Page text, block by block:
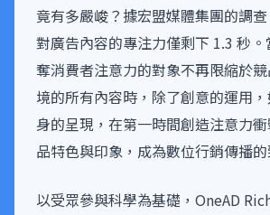
竟有多嚴峻？據宏盟媒體集團的調
對廣告內容的專注力僅剩下 1.3 秒
奪消費者注意力的對象不再限縮於
境的所有內容時，除了創意的運用
身的呈現，在第一時間創造注意力
品特色與印象，成為數位行銷傳播的
以受眾參與科學為基礎，OneAD